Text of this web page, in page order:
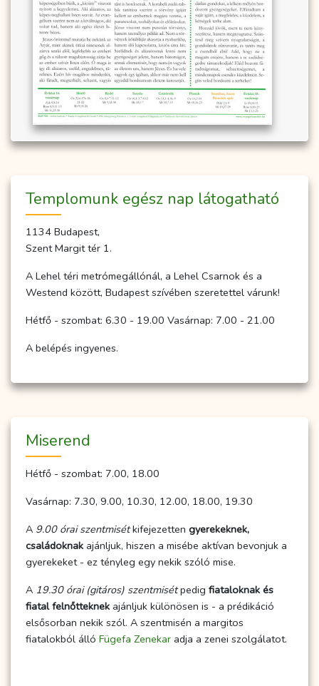
Temp­­lo­­munk egész nap lá­to­gat­ha­tó
1134 Budapest,
Szent Margit tér 1.
A Lehel téri metrómegállónál, a Lehel Csarnok és a
Westend között, Budapest szívében szeretettel várunk!
Hétfő - szombat: 6.30 - 19.00 Vasárnap: 7.00 - 21.00
A belépés ingyenes.
Miserend
Hétfő - szombat: 7.00, 18.00
Vasárnap: 7.30, 9.00, 10.30, 12.00, 18.00, 19.30
A 9.00 órai szentmisétkifejezetten gyerekeknek,
családoknak ajánljuk, hiszen a misébe aktívan bevonjuk a
gyerekeket - ez tényleg egy nekik szóló mise.
A 19.30 órai (gitáros) szentmisétpedig fiataloknak és
fiatal felnőtteknek ajánljuk különösen is - a prédikáció
elsősorban nekik szól. A szentmisén a margitos
fiatalokból álló Fügefa Zenekar adja a zenei szolgálatot.